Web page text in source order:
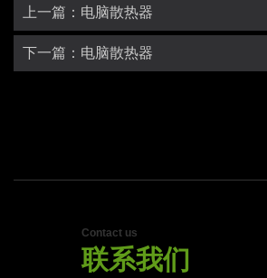
上一篇：电脑散热器
下一篇：电脑散热器
Contact us
联系我们